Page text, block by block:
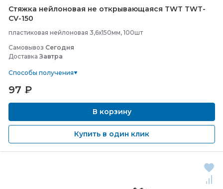
Стяжка нейлоновая не открывающаяся TWT TWT-
CV-150
пластиковая нейлоновая 3,6х150мм, 100шт
Самовывоз Сегодня
Доставка Завтра
Способы получения
97 ₽
В корзину
Купить в один клик